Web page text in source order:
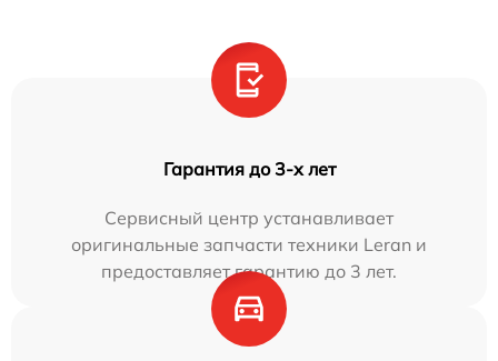
Гарантия до 3-х лет
Сервисный центр устанавливает
оригинальные запчасти техники Leran и
предоставляет гарантию до 3 лет.